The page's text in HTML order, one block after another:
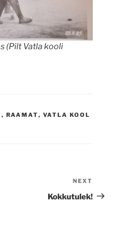
(Pilt Vatla kooli
, RAAMAT, VATLA KOOL
Post
NEXT
Kokkutulek!